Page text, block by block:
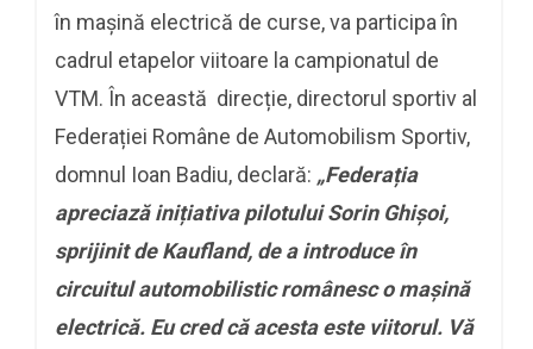
în mașină electrică de curse, va participa în
cadrul etapelor viitoare la campionatul de
VTM. În această direcție, directorul sportiv al
Federației Române de Automobilism Sportiv,
domnul Ioan Badiu, declară: „Federația
apreciază inițiativapilotului Sorin Ghișoi,
sprijinit de Kaufland, de a introduce în
circuitul automobilistic românesc o mașină
electrică. Eu cred că acesta este viitorul. Vă